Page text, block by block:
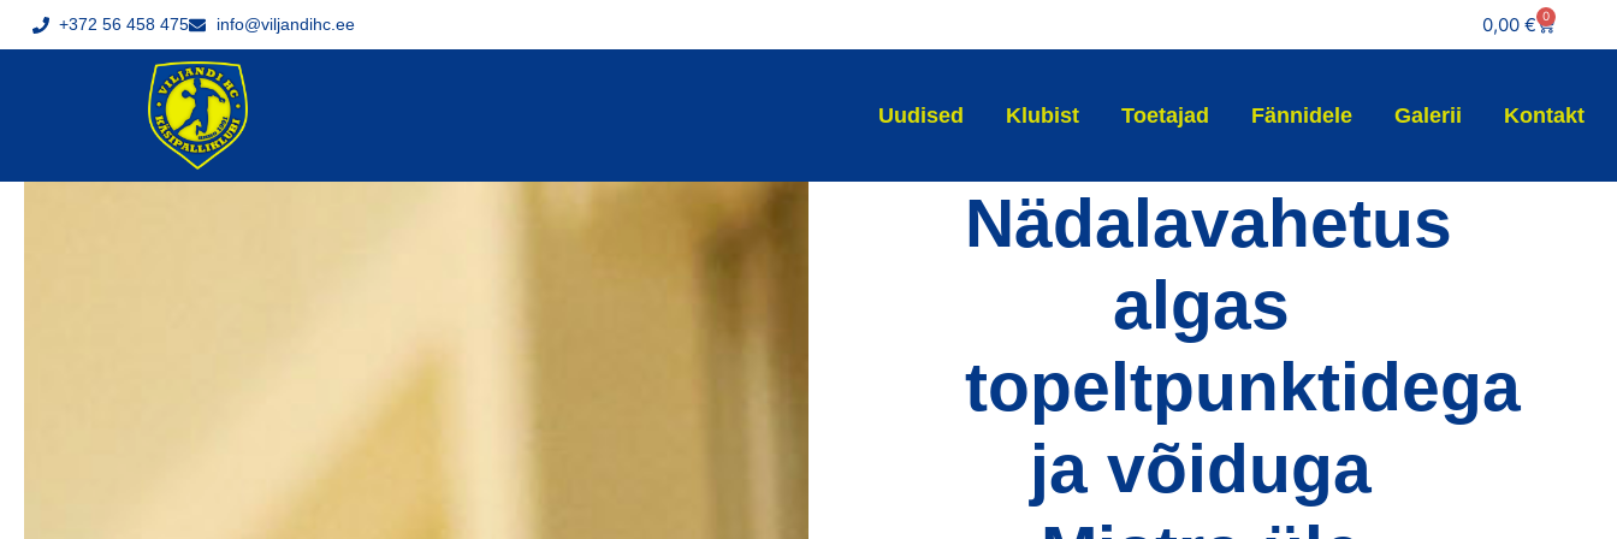
+372 56 458 475 info@viljandihc.ee 0,00€ 0
Uudised Klubist Toetajad Fännidele Galerii Kontakt
Nädalavahetus
algas
topeltpunktidega
ja võiduga